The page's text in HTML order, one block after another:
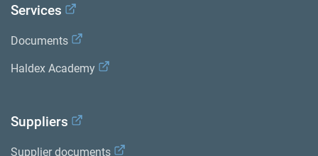
Services
Documents
Haldex Academy
Suppliers
Supplier documents